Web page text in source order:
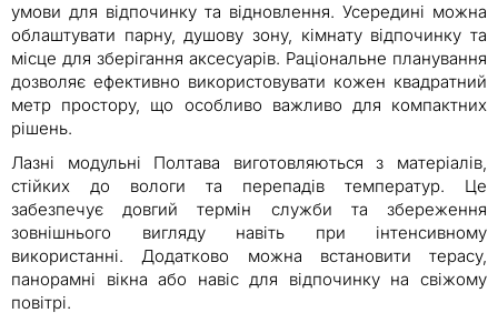
умови для відпочинку та відновлення. Усередині можна
облаштувати парну, душову зону, кімнату відпочинку та
місце для зберігання аксесуарів. Раціональне планування
дозволяє ефективно використовувати кожен квадратний
метр простору, що особливо важливо для компактних
рішень.
Лазні модульні Полтава виготовляються з матеріалів,
стійких до вологи та перепадів температур. Це
забезпечує довгий термін служби та збереження
зовнішнього вигляду навіть при інтенсивному
використанні. Додатково можна встановити терасу,
панорамні вікна або навіс для відпочинку на свіжому
повітрі.